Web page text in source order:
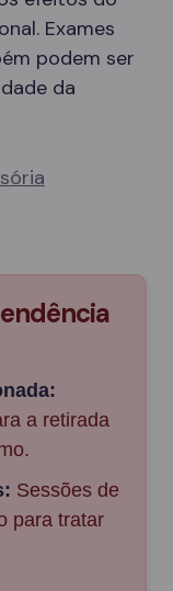
Exames
podem ser
da
a retirada
Sessões de
para tratar